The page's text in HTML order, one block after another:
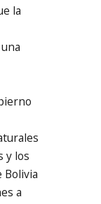
la
y los
Bolivia
a